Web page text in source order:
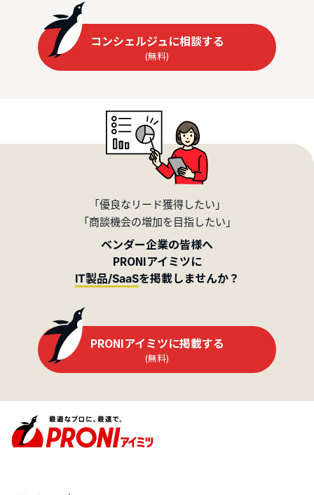
コンシェルジュに相談する
(無料)
「優良なリード獲得したい」
「商談機会の増加を目指したい」
ベンダー企業の皆様へ
PRONIアイミツに
IT製品/SaaSを掲載しませんか？
PRONIアイミツに掲載する
(無料)